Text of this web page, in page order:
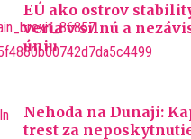
EÚ ako ostrov
veria v silnú a
úniu
Nehoda na Dunaji:
trest za